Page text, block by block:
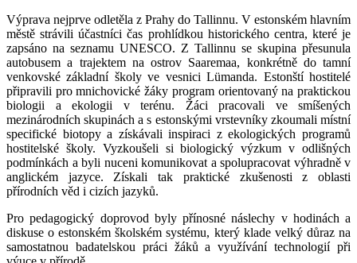
Výprava nejprve odletěla z Prahy do Tallinnu. V estonském hlavním
městě strávili účastníci čas prohlídkou historického centra, které je
zapsáno na seznamu UNESCO. Z Tallinnu se skupina přesunula
autobusem a trajektem na ostrov Saaremaa, konkrétně do tamní
venkovské základní školy ve vesnici Lümanda. Estonští hostitelé
připravili pro mnichovické žáky program orientovaný na praktickou
biologii a ekologii v terénu. Žáci pracovali ve smíšených
mezinárodních skupinách a s estonskými vrstevníky zkoumali místní
specifické biotopy a získávali inspiraci z ekologických programů
hostitelské školy. Vyzkoušeli si biologický výzkum v odlišných
podmínkách a byli nuceni komunikovat a spolupracovat výhradně v
anglickém jazyce. Získali tak praktické zkušenosti z oblasti
přírodních věd i cizích jazyků.
Pro pedagogický doprovod byly přínosné náslechy v hodinách a
diskuse o estonském školském systému, který klade velký důraz na
samostatnou badatelskou práci žáků a využívání technologií při